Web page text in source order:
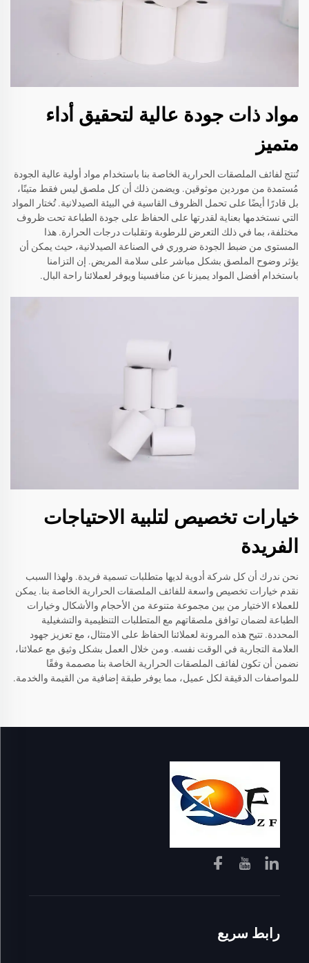
مواد ذات جودة عالية لتحقيق أداء
متميز
تُنتج لفائف الملصقات الحرارية الخاصة بنا باستخدام مواد أولية عالية الجودة
مُستمدة من موردين موثوقين. ويضمن ذلك أن كل ملصق ليس فقط متينًا،
بل قادرًا أيضًا على تحمل الظروف القاسية في البيئة الصيدلانية. تُختار المواد
التي نستخدمها بعناية لقدرتها على الحفاظ على جودة الطباعة تحت ظروف
مختلفة، بما في ذلك التعرض للرطوبة وتقلبات درجات الحرارة. هذا
المستوى من ضبط الجودة ضروري في الصناعة الصيدلانية، حيث يمكن أن
يؤثر وضوح الملصق بشكل مباشر على سلامة المريض. إن التزامنا
باستخدام أفضل المواد يميزنا عن منافسينا ويوفر لعملائنا راحة البال.
خيارات تخصيص لتلبية الاحتياجات
الفريدة
نحن ندرك أن كل شركة أدوية لديها متطلبات تسمية فريدة. ولهذا السبب
نقدم خيارات تخصيص واسعة للفائف الملصقات الحرارية الخاصة بنا. يمكن
للعملاء الاختيار من بين مجموعة متنوعة من الأحجام والأشكال وخيارات
الطباعة لضمان توافق ملصقاتهم مع المتطلبات التنظيمية والتشغيلية
المحددة. تتيح هذه المرونة لعملائنا الحفاظ على الامتثال، مع تعزيز جهود
العلامة التجارية في الوقت نفسه. ومن خلال العمل بشكل وثيق مع عملائنا،
نضمن أن تكون لفائف الملصقات الحرارية الخاصة بنا مصممة وفقًا
للمواصفات الدقيقة لكل عميل، مما يوفر طبقة إضافية من القيمة والخدمة.
رابط سريع